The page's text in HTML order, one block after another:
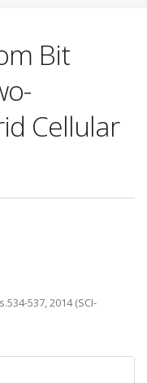
Bit
Cellular
537, 2014 (SCI-